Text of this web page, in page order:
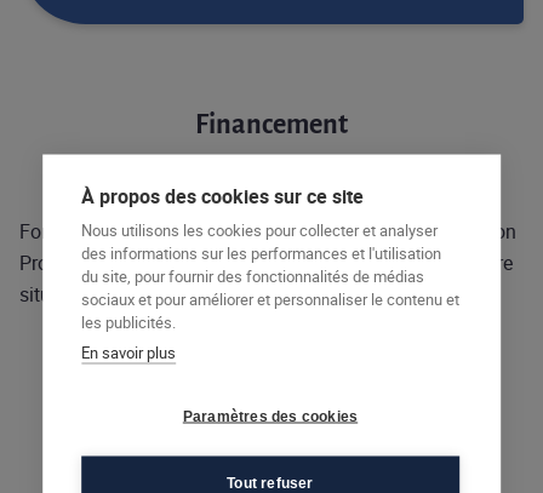
Financement
Formation pouvant être financées par le CPF ou Transition
Pro, avec possibilité de financement personnel selon votre
situation.
Lieux de la formation
À propos des cookies sur ce site
Nous utilisons les cookies pour collecter et analyser
des informations sur les performances et l'utilisation
du site, pour fournir des fonctionnalités de médias
sociaux et pour améliorer et personnaliser le contenu et
les publicités.
En savoir plus
Paramètres des cookies
Tout refuser